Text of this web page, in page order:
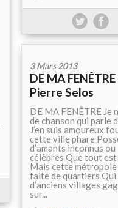
3 Mars 2013
DE MA FENÊTRE
Pierre Selos
DE MA FENÊTRE Je
de chanson qui parle
J’en suis amoureux
cette ville phare
d’amants inconnus ou
célèbres Que tout
Mais cette
faite de quartiers
d’anciens villages
sur...